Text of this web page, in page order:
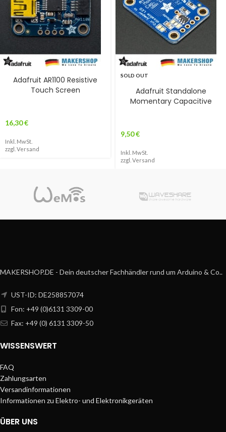
Adafruit AR1100 Resistive
Touch Screen
16,30€
Inkl. MwSt.
zzgl. Versand
SOLD OUT
Adafruit Standalone
Momentary Capacitive
9,50€
Inkl. MwSt.
zzgl. Versand
MAKERSHOP.DE - Dein deutscher Fachhändler rund um Arduino & Co..
UST-ID: DE258857074
Fon: +49 (0)6131 3309-00
Fax: +49 (0) 6131 3309-50
WISSENSWERT
FAQ
Zahlungsarten
Versandinformationen
Informationen zu Elektro- und Elektronikgeräten
ÜBER UNS